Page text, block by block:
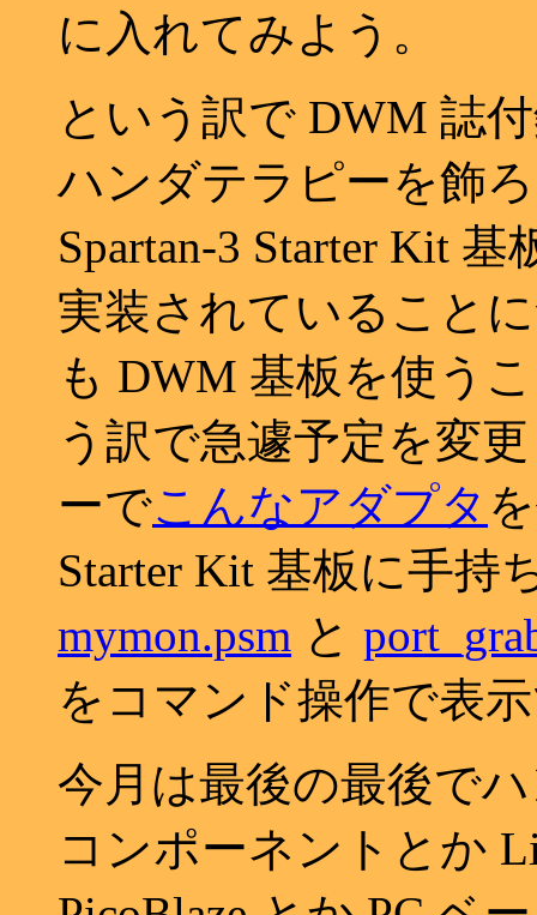
に入れてみよう。
という訳で DWM 誌
ハンダテラピーを飾
Spartan-3 Starter Kit
実装されていること
も DWM 基板を使う
う訳で急遽予定を変
ーでこんなアダプタ
Starter Kit 基板に手持
mymon.psm と
をコマンド操作で表
今月は最後の最後で
コンポーネントとか